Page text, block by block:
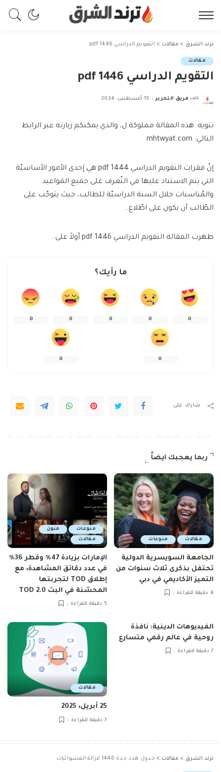
ترند الشرق > مقالات > التقويم الدراسي 1446 pdf
مقالات
التقويم الدراسي 1446 pdf
Posted
كتب فريق التحرير 15 أغسطس، 2024
تنويه: هذه المقالة مملوكة ل، والذي يمكنكم زيارته عبر الرابط
التالي: mhtwyat.com
إنّ فقرات التقويم الدراسي 1444 pdf هي إحدى الأمور الأساسيّة
التي يتم الاستناد عليها في التّعرف على جميع المَواعيد
والمُناسبات خلال السنة الدراسيّة للطالب، حيث يتوجّب على
الطّالب أن يكون على اطّلاع…
ظهرت المقالة التقويم الدراسي 1446 pdf أولاً على .
ما رأيك؟
0
0
0
0
0
0
0
شارك على
ربما يعجبك ايضاً
مقالات منوعات
الجامعة السويسرية الدولية
تحتفل بذكرى ثلاث سنوات من
التميز الأكاديمي في دبي
4 دقيقة للقراءة
منوعات
فنون
مقالات
الإمارات بزيادة 47٪ وقطر 36٪
في عدد دقائق المشاهدة، مع
إطلاق TOD لتجربتها
المحسّنة في البث TOD 2.0
5 دقيقة للقراءة
الفيديوهات الدينية: نافذة
روحية في عالم رقمي متسارع
7 دقيقة للقراءة
مقالات
25 أبريل، 2025
7 دقيقة للقراءة
ترند الشرق > مقالات >جدول هدد جدة 1446 لازالة العشوائيات